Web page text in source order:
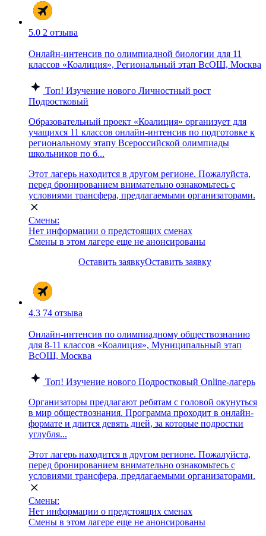
5.0 2 отзыва
Онлайн-интенсив по олимпиадной биологии для 11
классов «Коалиция», Региональный этап ВсОШ, Москва
Топ! Изучение нового Личностный рост
Подростковый
Образовательный проект «Коалиция» организует для
учащихся 11 классов онлайн-интенсив по подготовке к
региональному этапу Всероссийской олимпиады
школьников по б...
Этот лагерь находится в другом регионе. Пожалуйста,
перед бронированием внимательно ознакомьтесь с
условиями трансфера, предлагаемыми организаторами.
Смены:
Нет информации о предстоящих сменах
Смены в этом лагере еще не анонсированы
Оставить заявкуОставить заявку
4.3 74 отзыва
Онлайн-интенсив по олимпиадному обществознанию
для 8-11 классов «Коалиция», Муниципальный этап
ВсОШ, Москва
Топ! Изучение нового Подростковый Online-лагерь
Организаторы предлагают ребятам с головой окунуться
в мир обществознания. Программа проходит в онлайн-
формате и длится девять дней, за которые подростки
углубля...
Этот лагерь находится в другом регионе. Пожалуйста,
перед бронированием внимательно ознакомьтесь с
условиями трансфера, предлагаемыми организаторами.
Смены:
Нет информации о предстоящих сменах
Смены в этом лагере еще не анонсированы